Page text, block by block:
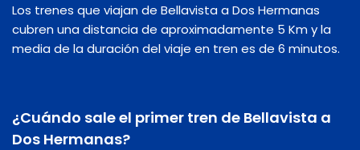
Los trenes que viajan de Bellavista a Dos Hermanas
cubren una distancia de aproximadamente 5 Km y la
media de la duración del viaje en tren es de 6 minutos.
¿Cuándo sale el primer tren de Bellavista a
Dos Hermanas?